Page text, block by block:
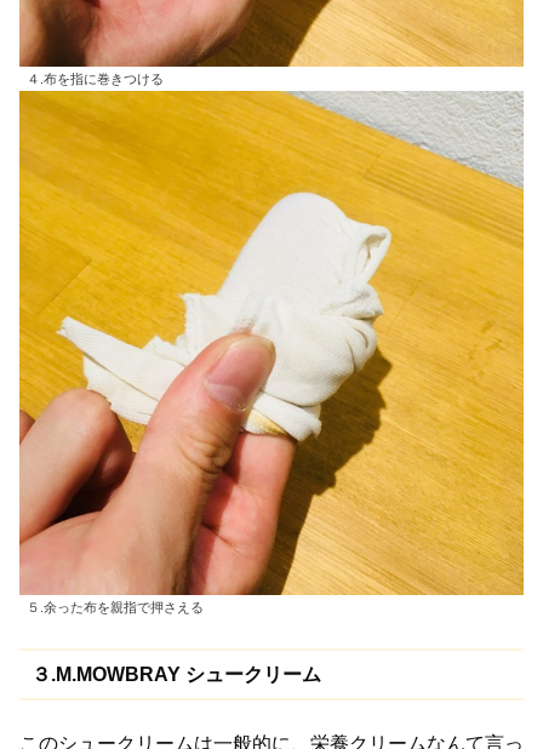
４.布を指に巻きつける
５.余った布を親指で押さえる
３.M.MOWBRAY シュークリーム
このシュークリームは一般的に、栄養クリームなんて言っ